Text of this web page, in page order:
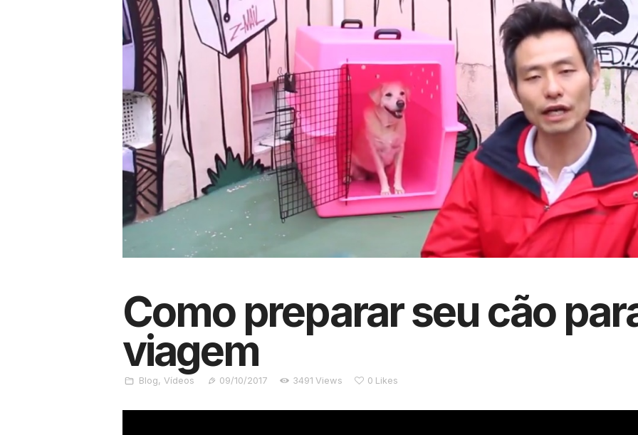
Como preparar seu cão
viagem
Blog, Vídeos 09/10/2017 3491 Views 0 Likes